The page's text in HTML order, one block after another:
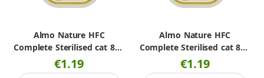
Almo Nature HFC
Complete Sterilised cat 85g
kip
€1.19
Almo Nature HFC
Complete Sterilised cat 85g
rund
€1.19